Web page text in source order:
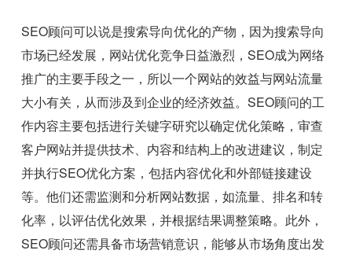
SEO顾问可以说是搜索导向优化的产物，因为搜索导向
市场已经发展，网站优化竞争日益激烈，SEO成为网络
推广的主要手段之一，所以一个网站的效益与网站流量
大小有关，从而涉及到企业的经济效益。SEO顾问的工
作内容主要包括进行关键字研究以确定优化策略，审查
客户网站并提供技术、内容和结构上的改进建议，制定
并执行SEO优化方案，包括内容优化和外部链接建设
等。他们还需监测和分析网站数据，如流量、排名和转
化率，以评估优化效果，并根据结果调整策略。此外，
SEO顾问还需具备市场营销意识，能够从市场角度出发